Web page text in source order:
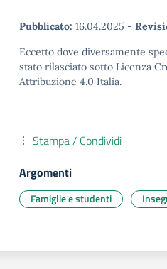
Pubblicato: 16.04.2025 -
Eccetto dove diversamente
stato rilasciato sotto Licenza
Attribuzione 4.0 Italia.
Stampa / Condividi
Argomenti
Famiglie e studenti